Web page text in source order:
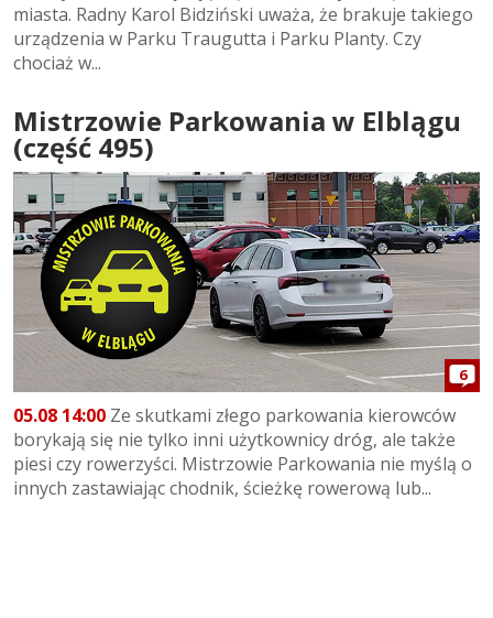
miasta. Radny Karol Bidziński uważa, że brakuje takiego
urządzenia w Parku Traugutta i Parku Planty. Czy
chociaż w...
Mistrzowie Parkowania w Elblągu
(część 495)
6
05.08 14:00 Ze skutkami złego parkowania kierowców
borykają się nie tylko inni użytkownicy dróg, ale także
piesi czy rowerzyści. Mistrzowie Parkowania nie myślą o
innych zastawiając chodnik, ścieżkę rowerową lub...